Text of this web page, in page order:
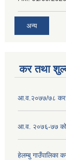
अन्य
कर तथा
आ.व.२०७७/७८ कर
आ.व. २०७६-७७ को
हेलम्बु गाउँपालिका